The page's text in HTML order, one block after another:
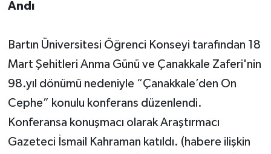
Andı
Bartın Üniversitesi Öğrenci Konseyi tarafından 18
Mart Şehitleri Anma Günü ve Çanakkale Zaferi'nin
98.yıl dönümü nedeniyle “Çanakkale’den On
Cephe” konulu konferans düzenlendi.
Konferansa konuşmacı olarak Araştırmacı
Gazeteci İsmail Kahraman katıldı. (habere ilişkin